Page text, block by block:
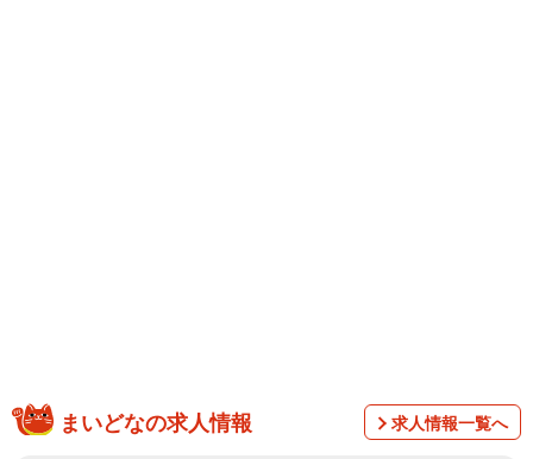
まいどなの求人情報 求人情報一覧へ